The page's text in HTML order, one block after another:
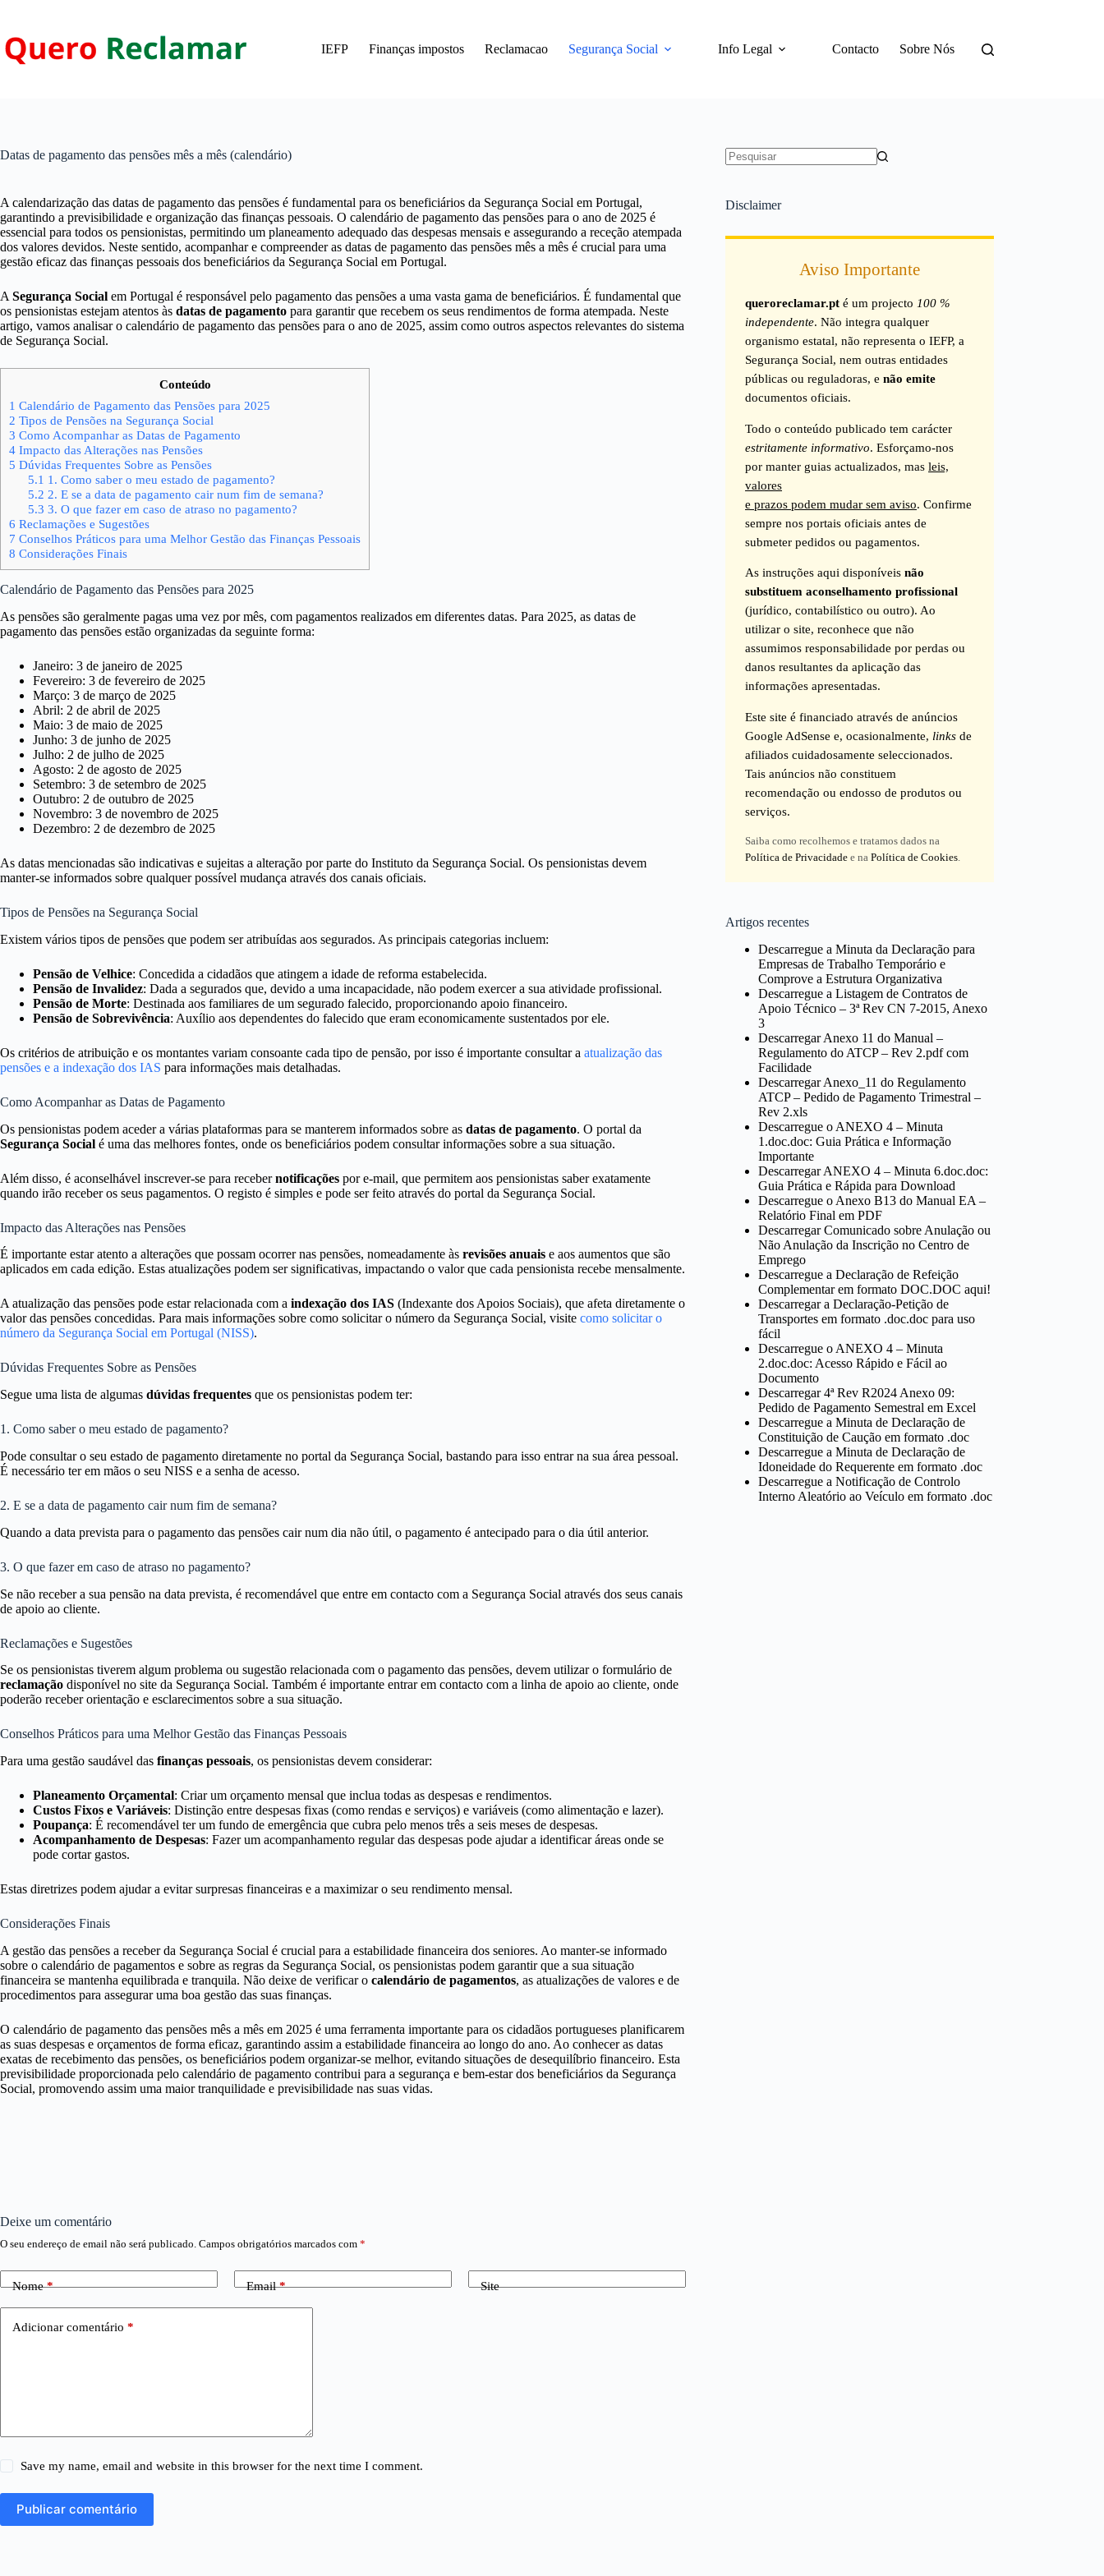
conteúdo
IEFP Finanças impostos Reclamacao Segurança Social Info Legal Contacto Sobre Nós
Datas de pagamento das pensões mês a mês (calendário)
A calendarização das datas de pagamento das pensões é fundamental para os beneficiários da Segurança Social em Portugal,
garantindo a previsibilidade e organização das finanças pessoais. O calendário de pagamento das pensões para o ano de 2025 é
essencial para todos os pensionistas, permitindo um planeamento adequado das despesas mensais e assegurando a receção atempada
dos valores devidos. Neste sentido, acompanhar e compreender as datas de pagamento das pensões mês a mês é crucial para uma
gestão eficaz das finanças pessoais dos beneficiários da Segurança Social em Portugal.
A Segurança Social em Portugal é responsável pelo pagamento das pensões a uma vasta gama de beneficiários. É fundamental que
os pensionistas estejam atentos às datas de pagamento para garantir que recebem os seus rendimentos de forma atempada. Neste
artigo, vamos analisar o calendário de pagamento das pensões para o ano de 2025, assim como outros aspectos relevantes do sistema
de Segurança Social.
Conteúdo
1 Calendário de Pagamento das Pensões para 2025
2 Tipos de Pensões na Segurança Social
3 Como Acompanhar as Datas de Pagamento
4 Impacto das Alterações nas Pensões
5 Dúvidas Frequentes Sobre as Pensões
5.1 1. Como saber o meu estado de pagamento?
5.2 2. E se a data de pagamento cair num fim de semana?
5.3 3. O que fazer em caso de atraso no pagamento?
6 Reclamações e Sugestões
7 Conselhos Práticos para uma Melhor Gestão das Finanças Pessoais
8 Considerações Finais
Calendário de Pagamento das Pensões para 2025
As pensões são geralmente pagas uma vez por mês, com pagamentos realizados em diferentes datas. Para 2025, as datas de
pagamento das pensões estão organizadas da seguinte forma:
Janeiro: 3 de janeiro de 2025
Fevereiro: 3 de fevereiro de 2025
Março: 3 de março de 2025
Abril: 2 de abril de 2025
Maio: 3 de maio de 2025
Junho: 3 de junho de 2025
Julho: 2 de julho de 2025
Agosto: 2 de agosto de 2025
Setembro: 3 de setembro de 2025
Outubro: 2 de outubro de 2025
Novembro: 3 de novembro de 2025
Dezembro: 2 de dezembro de 2025
As datas mencionadas são indicativas e sujeitas a alteração por parte do Instituto da Segurança Social. Os pensionistas devem
manter-se informados sobre qualquer possível mudança através dos canais oficiais.
Tipos de Pensões na Segurança Social
Existem vários tipos de pensões que podem ser atribuídas aos segurados. As principais categorias incluem:
Pensão de Velhice: Concedida a cidadãos que atingem a idade de reforma estabelecida.
Pensão de Invalidez: Dada a segurados que, devido a uma incapacidade, não podem exercer a sua atividade profissional.
Pensão de Morte: Destinada aos familiares de um segurado falecido, proporcionando apoio financeiro.
Pensão de Sobrevivência: Auxílio aos dependentes do falecido que eram economicamente sustentados por ele.
Os critérios de atribuição e os montantes variam consoante cada tipo de pensão, por isso é importante consultar a atualização das
pensões e a indexação dos IAS para informações mais detalhadas.
Como Acompanhar as Datas de Pagamento
Os pensionistas podem aceder a várias plataformas para se manterem informados sobre as datas de pagamento. O portal da
Segurança Social é uma das melhores fontes, onde os beneficiários podem consultar informações sobre a sua situação.
Além disso, é aconselhável inscrever-se para recebernotificações por e-mail, que permitem aos pensionistas saber exatamente
quando irão receber os seus pagamentos. O registo é simples e pode ser feito através do portal da Segurança Social.
Impacto das Alterações nas Pensões
É importante estar atento a alterações que possam ocorrer nas pensões, nomeadamente às revisões anuais e aos aumentos que são
aplicados em cada edição. Estas atualizações podem ser significativas, impactando o valor que cada pensionista recebe mensalmente.
A atualização das pensões pode estar relacionada com a indexação dos IAS (Indexante dos Apoios Sociais), que afeta diretamente o
valor das pensões concedidas. Para mais informações sobre como solicitar o número da Segurança Social, visite como solicitar o
número da Segurança Social em Portugal (NISS).
Dúvidas Frequentes Sobre as Pensões
Segue uma lista de algumas dúvidas frequentes que os pensionistas podem ter:
1. Como saber o meu estado de pagamento?
Pode consultar o seu estado de pagamento diretamente no portal da Segurança Social, bastando para isso entrar na sua área pessoal.
É necessário ter em mãos o seu NISS e a senha de acesso.
2. E se a data de pagamento cair num fim de semana?
Quando a data prevista para o pagamento das pensões cair num dia não útil, o pagamento é antecipado para o dia útil anterior.
3. O que fazer em caso de atraso no pagamento?
Se não receber a sua pensão na data prevista, é recomendável que entre em contacto com a Segurança Social através dos seus canais
de apoio ao cliente.
Reclamações e Sugestões
Se os pensionistas tiverem algum problema ou sugestão relacionada com o pagamento das pensões, devem utilizar o formulário de
reclamação disponível no site da Segurança Social. Também é importante entrar em contacto com a linha de apoio ao cliente, onde
poderão receber orientação e esclarecimentos sobre a sua situação.
Conselhos Práticos para uma Melhor Gestão das Finanças Pessoais
Para uma gestão saudável das finanças pessoais, os pensionistas devem considerar:
Planeamento Orçamental: Criar um orçamento mensal que inclua todas as despesas e rendimentos.
Custos Fixos e Variáveis: Distinção entre despesas fixas (como rendas e serviços) e variáveis (como alimentação e lazer).
Poupança: É recomendável ter um fundo de emergência que cubra pelo menos três a seis meses de despesas.
Acompanhamento de Despesas: Fazer um acompanhamento regular das despesas pode ajudar a identificar áreas onde se
pode cortar gastos.
Estas diretrizes podem ajudar a evitar surpresas financeiras e a maximizar o seu rendimento mensal.
Considerações Finais
A gestão das pensões a receber da Segurança Social é crucial para a estabilidade financeira dos seniores. Ao manter-se informado
sobre o calendário de pagamentos e sobre as regras da Segurança Social, os pensionistas podem garantir que a sua situação
financeira se mantenha equilibrada e tranquila. Não deixe de verificar o calendário de pagamentos, as atualizações de valores e de
procedimentos para assegurar uma boa gestão das suas finanças.
O calendário de pagamento das pensões mês a mês em 2025 é uma ferramenta importante para os cidadãos portugueses planificarem
as suas despesas e orçamentos de forma eficaz, garantindo assim a estabilidade financeira ao longo do ano. Ao conhecer as datas
exatas de recebimento das pensões, os beneficiários podem organizar-se melhor, evitando situações de desequilíbrio financeiro. Esta
previsibilidade proporcionada pelo calendário de pagamento contribui para a segurança e bem-estar dos beneficiários da Segurança
Social, promovendo assim uma maior tranquilidade e previsibilidade nas suas vidas.
Disclaimer
Aviso Importante
queroreclamar.pt é um projecto100 %
independente. Não integra qualquer
organismo estatal, não representa o IEFP, a
Segurança Social, nem outras entidades
públicas ou reguladoras, enão emite
documentos oficiais.
Todo o conteúdo publicado tem carácter
estritamente informativo. Esforçamo-nos
por manter guias actualizados, masleis,
valores
e prazos podem mudar sem aviso. Confirme
sempre nos portais oficiais antes de
submeter pedidos ou pagamentos.
As instruções aqui disponíveisnão
substituem aconselhamento profissional
(jurídico, contabilístico ou outro). Ao
utilizar o site, reconhece que não
assumimos responsabilidade por perdas ou
danos resultantes da aplicação das
informações apresentadas.
Este site é financiado através de anúncios
Google AdSense e, ocasionalmente, links de
afiliados cuidadosamente seleccionados.
Tais anúncios não constituem
recomendação ou endosso de produtos ou
serviços.
Saiba como recolhemos e tratamos dados na
Política de Privacidade e naPolítica de Cookies.
Artigos recentes
Descarregue a Minuta da Declaração para
Empresas de Trabalho Temporário e
Comprove a Estrutura Organizativa
Descarregue a Listagem de Contratos de
Apoio Técnico – 3ª Rev CN 7-2015, Anexo
3
Descarregar Anexo 11 do Manual –
Regulamento do ATCP – Rev 2.pdf com
Facilidade
Descarregar Anexo_11 do Regulamento
ATCP – Pedido de Pagamento Trimestral –
Rev 2.xls
Descarregue o ANEXO 4 – Minuta
1.doc.doc: Guia Prática e Informação
Importante
Descarregar ANEXO 4 – Minuta 6.doc.doc:
Guia Prática e Rápida para Download
Descarregue o Anexo B13 do Manual EA –
Relatório Final em PDF
Descarregar Comunicado sobre Anulação ou
Não Anulação da Inscrição no Centro de
Emprego
Descarregue a Declaração de Refeição
Complementar em formato DOC.DOC aqui!
Descarregar a Declaração-Petição de
Transportes em formato .doc.doc para uso
fácil
Descarregue o ANEXO 4 – Minuta
2.doc.doc: Acesso Rápido e Fácil ao
Documento
Descarregar 4ª Rev R2024 Anexo 09:
Pedido de Pagamento Semestral em Excel
Descarregue a Minuta de Declaração de
Constituição de Caução em formato .doc
Descarregue a Minuta de Declaração de
Idoneidade do Requerente em formato .doc
Descarregue a Notificação de Controlo
Interno Aleatório ao Veículo em formato .doc
Deixe um comentário
O seu endereço de email não será publicado. Campos obrigatórios marcados com *
Nome* Email* Site
Adicionar comentário *
Save my name, email and website in this browser for the next time I comment.
Publicar comentário